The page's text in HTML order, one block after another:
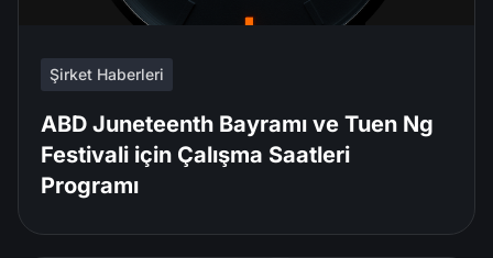
Şirket Haberleri
ABD Juneteenth Bayramı ve Tuen Ng
Festivali için Çalışma Saatleri
Programı